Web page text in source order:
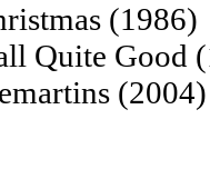
(1986)
Quite Good
(2004)